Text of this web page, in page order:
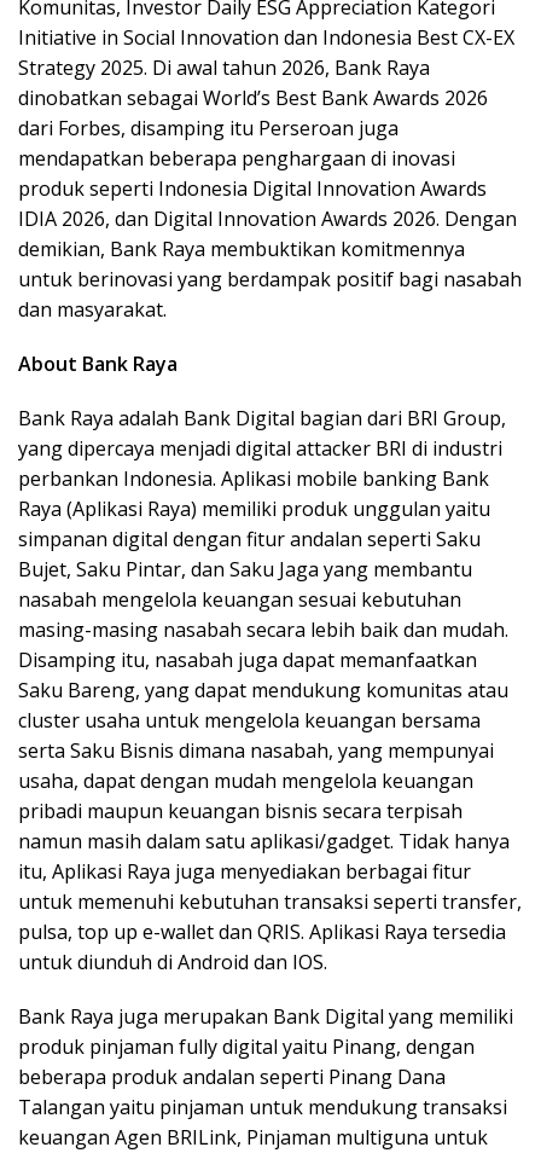
Komunitas, Investor Daily ESG Appreciation Kategori
Initiative in Social Innovation dan Indonesia Best CX-EX
Strategy 2025. Di awal tahun 2026, Bank Raya
dinobatkan sebagai World’s Best Bank Awards 2026
dari Forbes, disamping itu Perseroan juga
mendapatkan beberapa penghargaan di inovasi
produk seperti Indonesia Digital Innovation Awards
IDIA 2026, dan Digital Innovation Awards 2026. Dengan
demikian, Bank Raya membuktikan komitmennya
untuk berinovasi yang berdampak positif bagi nasabah
dan masyarakat.
About Bank Raya
Bank Raya adalah Bank Digital bagian dari BRI Group,
yang dipercaya menjadi digital attacker BRI di industri
perbankan Indonesia. Aplikasi mobile banking Bank
Raya (Aplikasi Raya) memiliki produk unggulan yaitu
simpanan digital dengan fitur andalan seperti Saku
Bujet, Saku Pintar, dan Saku Jaga yang membantu
nasabah mengelola keuangan sesuai kebutuhan
masing-masing nasabah secara lebih baik dan mudah.
Disamping itu, nasabah juga dapat memanfaatkan
Saku Bareng, yang dapat mendukung komunitas atau
cluster usaha untuk mengelola keuangan bersama
serta Saku Bisnis dimana nasabah, yang mempunyai
usaha, dapat dengan mudah mengelola keuangan
pribadi maupun keuangan bisnis secara terpisah
namun masih dalam satu aplikasi/gadget. Tidak hanya
itu, Aplikasi Raya juga menyediakan berbagai fitur
untuk memenuhi kebutuhan transaksi seperti transfer,
pulsa, top up e-wallet dan QRIS. Aplikasi Raya tersedia
untuk diunduh di Android dan IOS.
Bank Raya juga merupakan Bank Digital yang memiliki
produk pinjaman fully digital yaitu Pinang, dengan
beberapa produk andalan seperti Pinang Dana
Talangan yaitu pinjaman untuk mendukung transaksi
keuangan Agen BRILink, Pinjaman multiguna untuk